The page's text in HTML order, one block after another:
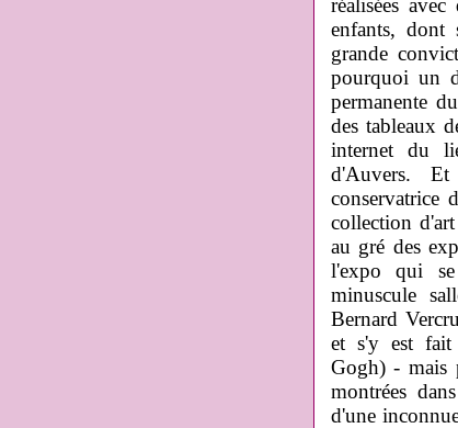
réalisées
enfants,
grande
pourquoi un
permanente
des tableaux
internet du
d'Auvers.
conservatrice
collection
au gré des
l'expo qui
minuscule
Bernard
et s'y est fait
Gogh) - mais
montrées
d'une